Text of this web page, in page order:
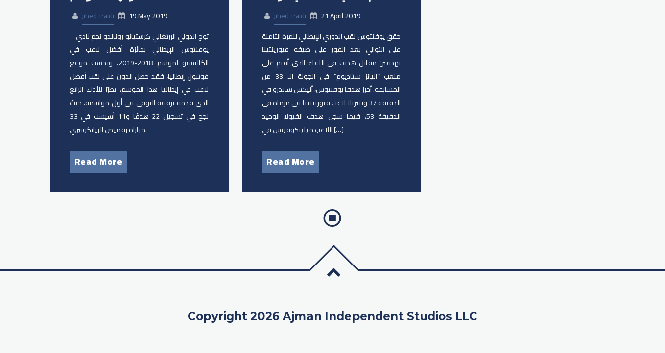
Jihed Traidi
19 May 2019
يوفنتوس​ الإيطالي بجائزة أفضل لاعب في
الكالتشيو لموسم 2018-2019. وبحسب موقع
فوتبول إيطاليا، فقد حصل الدون على لقب أفضل
لاعب في إيطاليا هذا الموسم، نظرًا للأداء الرائع
الذي قدمه برفقة اليوفي في أول مواسمه، حيث
نجح في تسجيل 22 هدفًا و11 أسيست في 33
مباراة بقميص البيانكونيري.
Read More
Jihed Traidi
21 April 2019
حقق يوفنتوس لقب الدوري الإيطالي للمرة الثامنة
على التوالي بعد الفوز على ضيفه فيورينتينا
بهدفين مقابل هدف في اللقاء الذى أقيم على
ملعب “اليانز ستاديوم” فى الجولة الـ 33 من
المسابقة. أحرز هدفا يوفنتوس، أليكس ساندرو في
الدقيقة 37 وبيتزيلا لاعب فيورينتينا فى مرماه في
الدقيقة 53، فيما سجل هدف الفيولا الوحيد
اللاعب ميلينكوفيتش في […]
Read More
Copyright 2026 Ajman Independent Studios LLC